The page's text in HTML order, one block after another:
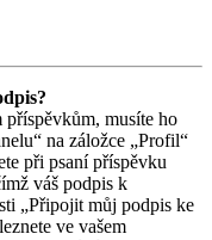
musíte ho
na záložce „Profil“
při psaní příspěvku
váš podpis k
„Připojit můj podpis ke
ve vašem